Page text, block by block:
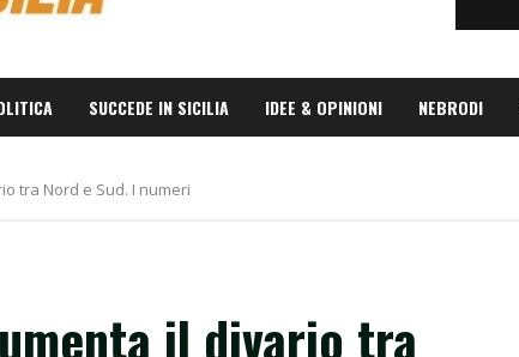
SUCCEDE IN SICILIA IDEE & OPINIONI NEBRODI
tra Nord e Sud. I numeri
il divario tra